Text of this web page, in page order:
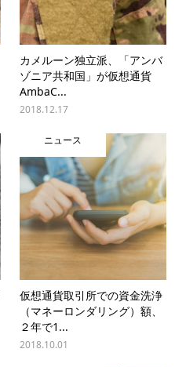
カメルーン独立派、「アンバ
ゾニア共和国」が仮想通貨
AmbaC...
2018.12.17
ニュース
仮想通貨取引所での資金洗浄
（マネーロンダリング）額、
２年で1...
2018.10.01